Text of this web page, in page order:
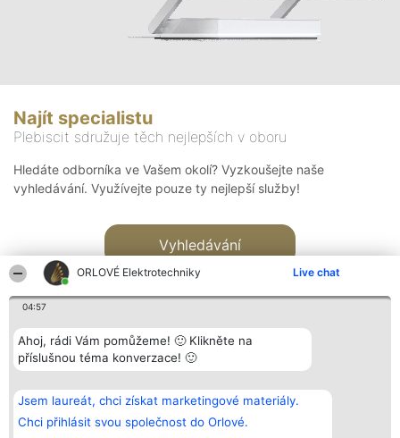
ORLOVÉ Elektrotechniky Live chat
04:57
Ahoj, rádi Vám pomůžeme! 🙂 Klikněte na
příslušnou téma konverzace! 🙂
Jsem laureát, chci získat marketingové materiály.
Chci přihlásit svou společnost do Orlové.
Najít specialistu
Plebiscit sdružuje těch nejlepších v oboru
Hledáte odborníka ve Vašem okolí? Vyzkoušejte naše
vyhledávání. Využívejte pouze ty nejlepší služby!
Vyhledávání
Bright Side Solutions sp. z o.
o. sp. k.
ul. Ruska 22
Wrocław 50-079
Vítězové
Seznam všech
laureátů
Zásady
Kontakt